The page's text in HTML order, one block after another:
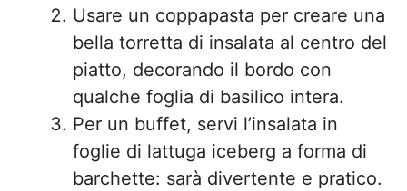
Usare un coppapasta per creare una
bella torretta di insalata al centro del
piatto, decorando il bordo con
qualche foglia di basilico intera.
Per un buffet, servi l’insalata in
foglie di lattuga iceberg a forma di
barchette: sarà divertente e pratico.